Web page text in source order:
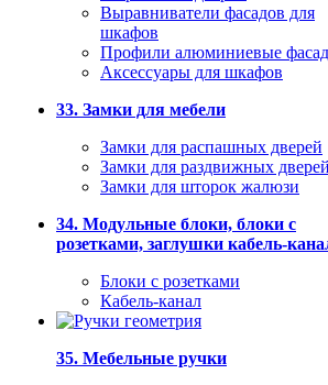
Выравниватели фасадов для
шкафов
Профили алюминиевые
Аксессуары для шкафов
33. Замки для мебели
Замки для распашных дверей
Замки для раздвижных дверей
Замки для шторок жалюзи
34. Модульные блоки, блоки с
розетками, заглушки кабель-
Блоки с розетками
Кабель-канал
35. Мебельные ручки